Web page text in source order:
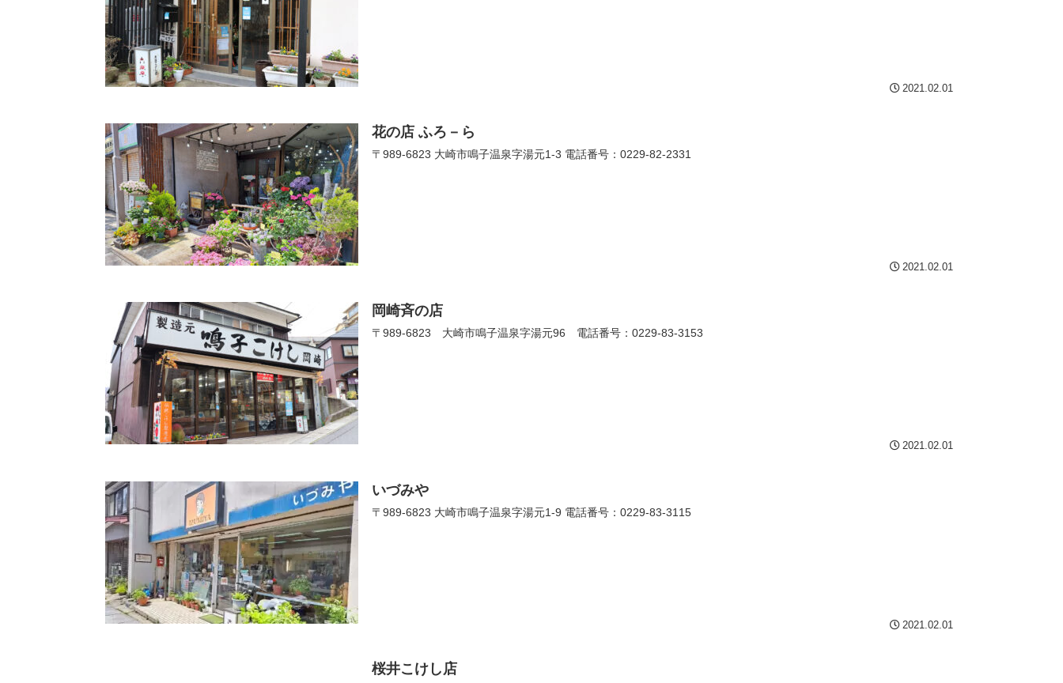
2021.02.01
花の店 ふろ－ら
〒989-6823 大崎市鳴子温泉字湯元1-3 電話番号：0229-82-2331
2021.02.01
岡崎斉の店
〒989-6823 大崎市鳴子温泉字湯元96 電話番号：0229-83-3153
2021.02.01
いづみや
〒989-6823 大崎市鳴子温泉字湯元1-9 電話番号：0229-83-3115
2021.02.01
桜井こけし店